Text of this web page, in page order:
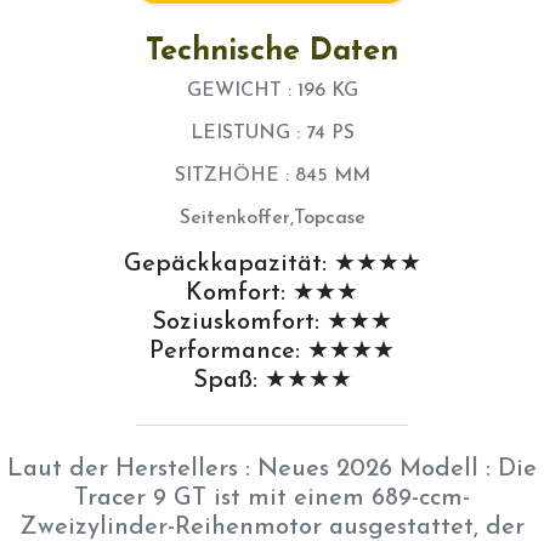
Technische Daten
GEWICHT : 196 KG
LEISTUNG : 74 PS
SITZHÖHE : 845 MM
Seitenkoffer,Topcase
Gepäckkapazität: ★★★★
Komfort: ★★★
Soziuskomfort: ★★★
Performance: ★★★★
Spaß: ★★★★
Laut der Herstellers : Neues 2026 Modell : Die
Tracer 9 GT ist mit einem 689-ccm-
Zweizylinder-Reihenmotor ausgestattet, der